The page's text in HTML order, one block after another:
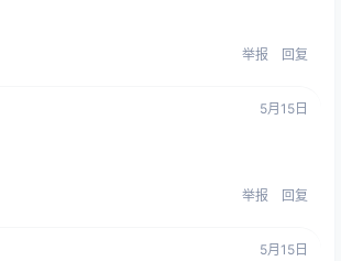
举报 回复
5月15日
举报 回复
5月15日